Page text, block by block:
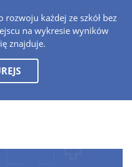
każdej ze szkół bez
na wykresie wyników
znajduje.